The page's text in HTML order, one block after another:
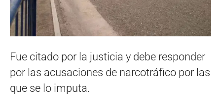
Fue citado por la justicia y debe responder
por las acusaciones de narcotráfico por las
que se lo imputa.